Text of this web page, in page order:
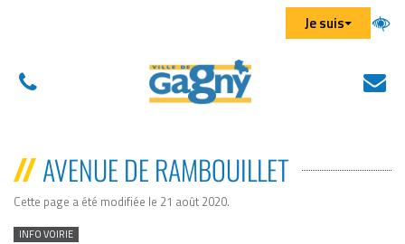
Aller à la recherche
Je suis
01
43
01
AVENUE DE RAMBOUILLET
Cette page a été modifiée le 21 août 2020.
INFO VOIRIE